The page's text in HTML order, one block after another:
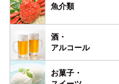
魚介類
酒・
アルコール
お菓子・